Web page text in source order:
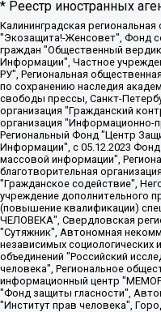
* Реестр иностранных
Калининградская региональная общественная организация "Экозащита!-Женсовет", Фонд содействия защите прав и свобод граждан "Общественный вердикт", Фонд "Институт Развития Свободы Информации", Частное учреждение "Информационное агентство МЕМО. РУ", Региональная общественная организация "Общественная комиссия по сохранению наследия академика Сахарова", Фонд поддержки свободы прессы, Санкт-Петербургская общественная правозащитная организация "Гражданский контроль", Межрегиональная общественная организация "Информационно-просветительский центр "Мемориал", Региональный Фонд "Центр Защиты Прав Средств Массовой Информации", с 05.12.2023 Фонд "Центр Защиты Прав Средств массовой информации", Региональная общественная благотворительная организация помощи беженцам и мигрантам "Гражданское содействие", Негосударственное образовательное учреждение дополнительного профессионального образования (повышение квалификации) специалистов "АКАДЕМИЯ ПО ПРАВАМ ЧЕЛОВЕКА", Свердловская региональная общественная организация "Сутяжник", Автономная некоммерческая организация "Центр независимых социологических исследований", Союз общественных объединений "Российский исследовательский центр по правам человека", Региональное общественное учреждение научно-информационный центр "МЕМОРИАЛ", Некоммерческая организация "Фонд защиты гласности", Автономная некоммерческая организация "Институт прав человека", Городская общественная организация "Екатеринбургское общество "МЕМОРИАЛ", Городская общественная организация "Рязанское историко-просветительское и правозащитное общество "Мемориал" (Рязанский Мемориал), Челябинский региональный орган общественной самодеятельности – женское общественное объединение "Женщины Евразии", Челябинский региональный орган общественной самодеятельности "Уральская правозащитная группа", Фонд содействия защите здоровья и социальной справедливости имени Андрея Рылькова, Автономная Некоммерческая Организация "Аналитический Центр Юрия Левады", Автономная некоммерческая организация социальной поддержки населения "Проект Апрель", Региональная общественная организация помощи женщинам и детям, находящимся в кризисной ситуации "Информационно-методический центр "Анна", Фонд содействия развитию массовых коммуникаций и правовому просвещению "Так-так-Так", Фонд содействия устойчивому развитию "Серебряная тайга", Свердловский региональный общественный фонд социальных проектов "Новое время", "Idel.Реалии", Кавказ.Реалии, Крым.Реалии, Телеканал Настоящее Время, Татаро-башкирская служба Радио Свобода (Azatliq Radiosi), Радио Свободная Европа/Радио Свобода (PCE/PC), "Сибирь.Реалии", "Фактограф", Благотворительный фонд помощи осужденным и их семьям, Автономная некоммерческая организация "Институт глобализации и социальных движений", Фонд "В защиту прав заключенных", Частное учреждение "Центр поддержки и содействия развитию средств массовой информации", Пензенский региональный общественный благотворительный фонд "Гражданский союз", "Север.Реалии", Некоммерческая организация Фонд "Правовая инициатива", Общество с ограниченной ответственностью "Радио Свободная Европа/Радио Свобода", Чешское информационное агентство "MEDIUM-ORIENT", Красноярская региональная общественная организация "Мы против СПИДа", Камалягин Денис Николаевич, Маркелов Сергей Евгеньевич, Пономарев Лев Александрович, Савицкая Людмила Алексеевна, Автономная некоммерческая организация "Центр по работе с проблемой насилия "НАСИЛИЮ.НЕТ", Межрегиональный профессиональный союз работников здравоохранения "Альянс врачей", Юридическое лицо, зарегистрированное в Латвийской Республике, SIA "Medusa Project" (регистрационный номер 40103797863, дата регистрации 10.06.2014), Некоммерческая организация "Фонд по борьбе с коррупцией", Автономная некоммерческая организация "Институт права и публичной политики", Баданин Роман Сергеевич, Гликин Максим Александрович, Железнова Мария Михайловна, Лукьянова Юлия Сергеевна, Маетная Елизавета Витальевна, Маняхин Петр Борисович, Чуракова Ольга Владимировна, Ярош Юлия Петровна, Юридическое лицо "The Insider SIA", зарегистрированное в Риге, Латвийская Республика (дата регистрации 26.06.2015), являющееся администратором доменного имени интернет-издания "The Insider SIA", https://theins.ru, Постернак Алексей Евгеньевич, Рубин Михаил Аркадьевич, Анин Роман Александрович, Юридическое лицо Istories fonds, зарегистрированное в Латвийской Республике (регистрационный номер 50008295751, дата регистрации 24.02.2020), Великовский Дмитрий Александрович, Долинина Ирина Николаевна, Мароховская Алеся Алексеевна, Шлейнов Роман Юрьевич, Шмагун Олеся Валентиновна, Общество с ограниченной ответственностью "Альтаир 2021", Общество с ограниченной ответственностью "Вега 2021", Общество с ограниченной ответственностью "Главный редактор 2021", Общество с ограниченной ответственностью "Ромашки монолит", Важенков Артем Валерьевич, Ивановская областная общественная организация "Центр гендерных исследований", Гурман Юрий Альбертович, Медиапроект "ОВД-Инфо", Егоров Владимир Владимирович, Жилинский Владимир Александрович, Общество с ограниченной ответственностью "ЗП", Иванова София Юрьевна, Карезина Инна Павловна, Кильтау Екатерина Викторовна, Петров Алексей Викторович, Пискунов Сергей Евгеньевич, Смирнов Сергей Сергеевич, Тихонов Михаил Сергеевич, Общество с